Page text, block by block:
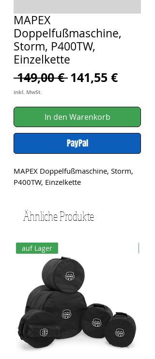
MAPEX
Doppelfußmaschine,
Storm, P400TW,
Einzelkette
149,00 € Standardpreis
141,55 €Sale-
inkl. MwSt.
In den Warenkorb
PayPal
MAPEX Doppelfußmaschine, Storm,
P400TW, Einzelkette
Ähnliche Produkte
auf Lager